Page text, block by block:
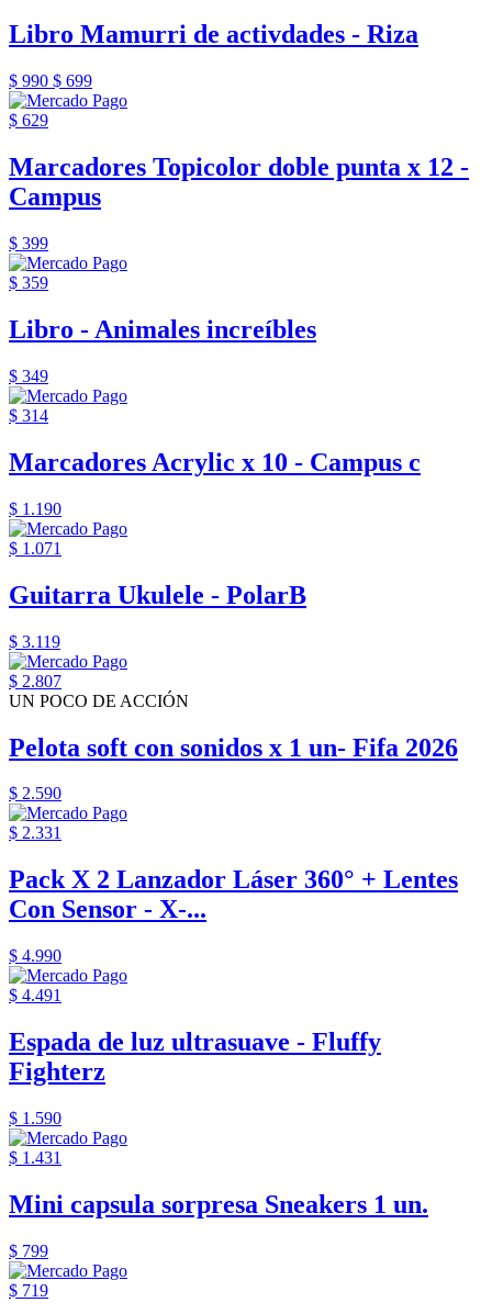
Libro Mamurri de activdades - Riza
$ 990 $ 699
$ 629
Marcadores Topicolor doble punta x 12 -
Campus
$ 399
$ 359
Libro - Animales increíbles
$ 349
$ 314
Marcadores Acrylic x 10 - Campus c
$ 1.190
$ 1.071
Guitarra Ukulele - PolarB
$ 3.119
$ 2.807
UN POCO DE ACCIÓN
Pelota soft con sonidos x 1 un- Fifa 2026
$ 2.590
$ 2.331
Pack X 2 Lanzador Láser 360° + Lentes
Con Sensor - X-...
$ 4.990
$ 4.491
Espada de luz ultrasuave - Fluffy
Fighterz
$ 1.590
$ 1.431
Mini capsula sorpresa Sneakers 1 un.
$ 799
$ 719